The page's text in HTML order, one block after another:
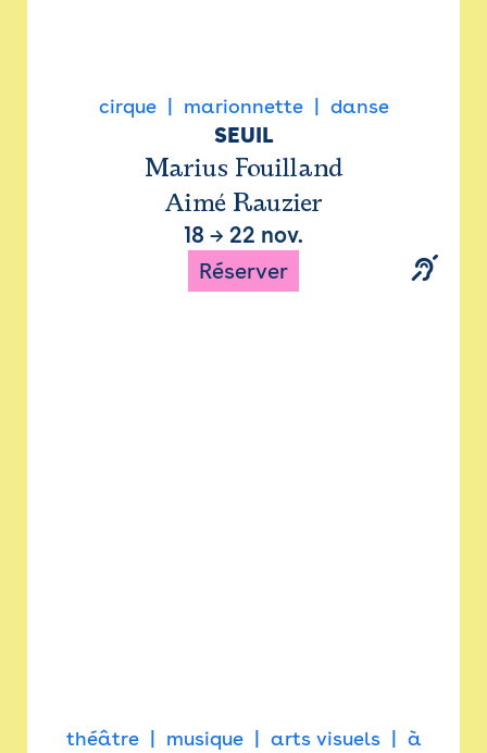
cirque marionnette danse
SEUIL
Marius Fouilland
Aimé Rauzier
18 → 22 nov.
Réserver
théâtre musique arts visuels
à